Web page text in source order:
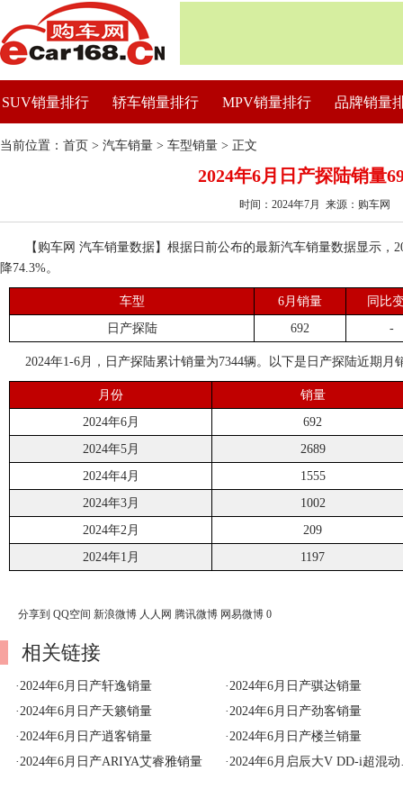
SUV销量排行 轿车销量排行 MPV销量排行 品牌销量
当前位置： 首页 > 汽车销量 > 车型销量 > 正文
2024年6月日产探陆销量
时间：2024年7月 来源：购车网
【购车网 汽车销量数据】根据日前公布的最新汽车销量数据显示，
降74.3%。
车型 6月销量
同比
日产探陆
692 -
2024年1-6月，日产探陆累计销量为7344辆。以下是日产探陆近期月
月份
销量
2024年6月
692
2024年5月
2689
2024年4月
1555
2024年3月
1002
2024年2月
209
2024年1月
1197
分享到 QQ空间 新浪微博 人人网 腾讯微博 网易微博 0
相关链接
·2024年6月日产轩逸销量 ·2024年6月日产骐达销量
·2024年6月日产天籁销量 ·2024年6月日产劲客销量
·2024年6月日产逍客销量 ·2024年6月日产楼兰销量
·2024年6月日产ARIYA艾睿雅销量 ·2024年6月启辰大V DD-i超混动销量